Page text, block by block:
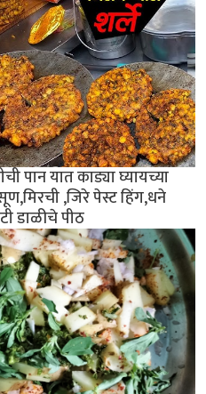
पान यात काड्या घ्यायच्या
,जिरे पेस्ट हिंग,धने
डाळीचे पीठ